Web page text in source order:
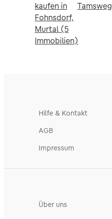
kaufen in
Fohnsdorf,
Murtal (5
Immobilien)
Tamsweg
Hilfe & Kontakt
AGB
Impressum
Über uns